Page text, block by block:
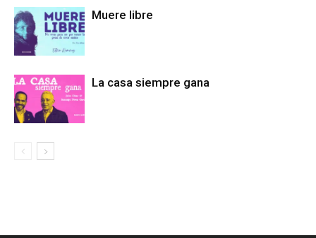
Muere libre
La casa siempre gana